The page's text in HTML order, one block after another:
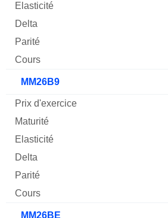
MM26B9
MM26BE